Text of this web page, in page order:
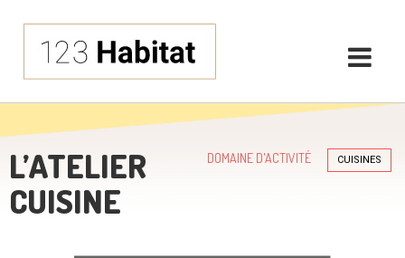
DOMAINE D'ACTIVITÉ CUISINES
L’ATELIER
CUISINE